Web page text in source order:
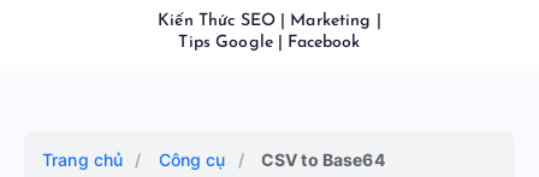
Kiến Thức SEO | Marketing |
Tips Google | Facebook
Trang chủ / Công cụ / CSV to Base64